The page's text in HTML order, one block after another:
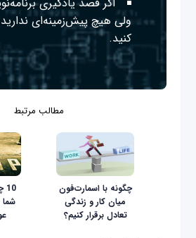
ولی هیچ پیش‌زمینه‌ای
کنید.
مطالب مرتبط
چگونه با اسمارت‌فون
میان کار و زندگی
تعادل برقرار کنیم؟
شما